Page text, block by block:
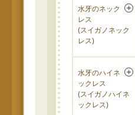
水牙のネック
レス
(スイガノネック
レス)
水牙のハイネ
ックレス
(スイガノハイネ
ックレス)